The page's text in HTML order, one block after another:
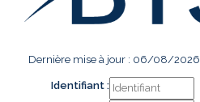
Dernière mise à jour : 06/08/2026
Identifiant :